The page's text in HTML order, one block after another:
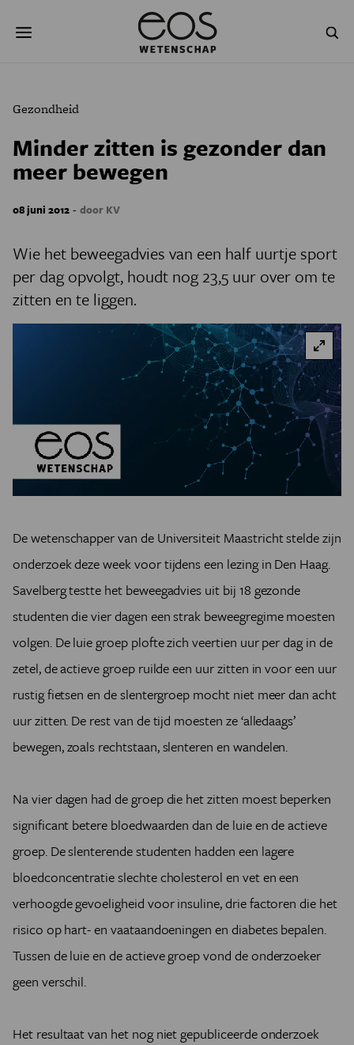
naar
NATUURWETENSCHAPPEN
PSYCHE & BREIN
PODCAST AGENDA
JONGE UITDAGERS
Gezondheid
Minder zitten is gezonder dan
meer bewegen
08 juni 2012 - door KV
Wie het beweegadvies van een half uurtje sport
per dag opvolgt, houdt nog 23,5 uur over om te
zitten en te liggen.
De wetenschapper van de Universiteit Maastricht stelde zijn
onderzoek deze week voor tijdens een lezing in Den Haag.
Savelberg testte het beweegadvies uit bij 18 gezonde
studenten die vier dagen een strak beweegregime moesten
volgen. De luie groep plofte zich veertien uur per dag in de
zetel, de actieve groep ruilde een uur zitten in voor een uur
rustig fietsen en de slentergroep mocht niet meer dan acht
uur zitten. De rest van de tijd moesten ze ‘alledaags’
bewegen, zoals rechtstaan, slenteren en wandelen.
Na vier dagen had de groep die het zitten moest beperken
significant betere bloedwaarden dan de luie en de actieve
groep. De slenterende studenten hadden een lagere
bloedconcentratie slechte cholesterol en vet en een
verhoogde gevoeligheid voor insuline, drie factoren die het
risico op hart- en vaataandoeningen en diabetes bepalen.
Tussen de luie en de actieve groep vond de onderzoeker
geen verschil.
Het resultaat van het nog niet gepubliceerde onderzoek